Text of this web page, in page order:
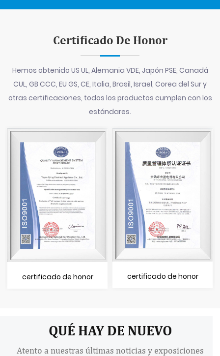
Certificado De Honor
Hemos obtenido US UL, Alemania VDE, Japón PSE, Canadá
CUL, GB CCC, EU GS, CE, Italia, Brasil, Israel, Corea del Sur y
otras certificaciones, todos los productos cumplen con los
estándares.
certificado de honor certificado de honor
QUÉ HAY DE NUEVO
Atento a nuestras últimas noticias y exposiciones